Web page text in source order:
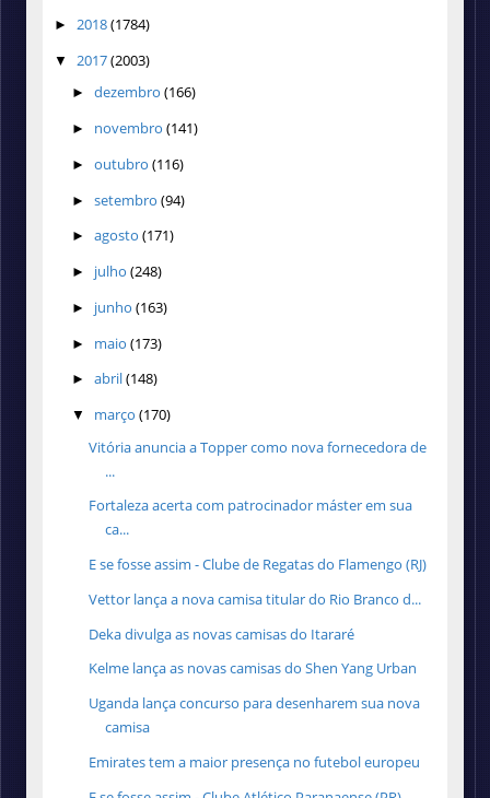
► 2018(1784)
▼ 2017(2003)
► dezembro (166)
► novembro (141)
► outubro (116)
► setembro (94)
► agosto (171)
► julho (248)
► junho (163)
► maio (173)
► abril(148)
▼ março (170)
Vitória anuncia a Topper como nova fornecedora de
...
Fortaleza acerta com patrocinador máster em sua
ca...
E se fosse assim - Clube de Regatas do Flamengo (RJ)
Vettor lança a nova camisa titular do Rio Branco d...
Deka divulga as novas camisas do Itararé
Kelme lança as novas camisas do Shen Yang Urban
Uganda lança concurso para desenharem sua nova
camisa
Emirates tem a maior presença no futebol europeu